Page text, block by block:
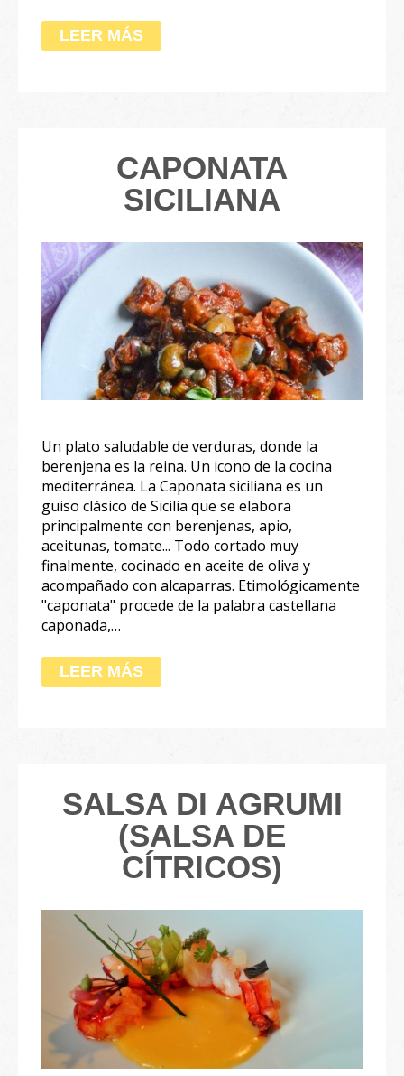
LEER MÁS
CAPONATA
SICILIANA
Un plato saludable de verduras, donde la
berenjena es la reina. Un icono de la cocina
mediterránea. La Caponata siciliana es un
guiso clásico de Sicilia que se elabora
principalmente con berenjenas, apio,
aceitunas, tomate... Todo cortado muy
finalmente, cocinado en aceite de oliva y
acompañado con alcaparras. Etimológicamente
"caponata" procede de la palabra castellana
caponada,…
LEER MÁS
SALSA DI AGRUMI
(SALSA DE
CÍTRICOS)